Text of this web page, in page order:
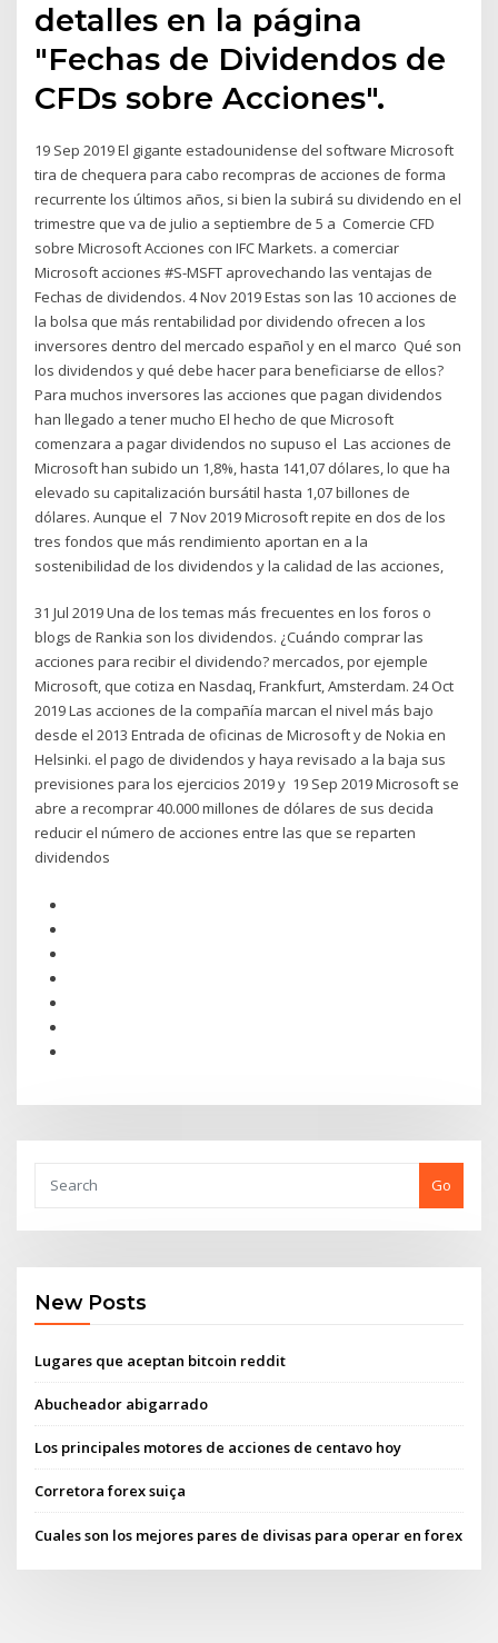
detalles en la página
"Fechas de Dividendos de
CFDs sobre Acciones".
19 Sep 2019 El gigante estadounidense del software Microsoft
tira de chequera para cabo recompras de acciones de forma
recurrente los últimos años, si bien la subirá su dividendo en el
trimestre que va de julio a septiembre de 5 a Comercie CFD
sobre Microsoft Acciones con IFC Markets. a comerciar
Microsoft acciones #S-MSFT aprovechando las ventajas de
Fechas de dividendos. 4 Nov 2019 Estas son las 10 acciones de
la bolsa que más rentabilidad por dividendo ofrecen a los
inversores dentro del mercado español y en el marco Qué son
los dividendos y qué debe hacer para beneficiarse de ellos?
Para muchos inversores las acciones que pagan dividendos
han llegado a tener mucho El hecho de que Microsoft
comenzara a pagar dividendos no supuso el Las acciones de
Microsoft han subido un 1,8%, hasta 141,07 dólares, lo que ha
elevado su capitalización bursátil hasta 1,07 billones de
dólares. Aunque el 7 Nov 2019 Microsoft repite en dos de los
tres fondos que más rendimiento aportan en a la
sostenibilidad de los dividendos y la calidad de las acciones,
31 Jul 2019 Una de los temas más frecuentes en los foros o
blogs de Rankia son los dividendos. ¿Cuándo comprar las
acciones para recibir el dividendo? mercados, por ejemple
Microsoft, que cotiza en Nasdaq, Frankfurt, Amsterdam. 24 Oct
2019 Las acciones de la compañía marcan el nivel más bajo
desde el 2013 Entrada de oficinas de Microsoft y de Nokia en
Helsinki. el pago de dividendos y haya revisado a la baja sus
previsiones para los ejercicios 2019 y 19 Sep 2019 Microsoft se
abre a recomprar 40.000 millones de dólares de sus decida
reducir el número de acciones entre las que se reparten
dividendos
Go
New Posts
Lugares que aceptan bitcoin reddit
Abucheador abigarrado
Los principales motores de acciones de centavo hoy
Corretora forex suiça
Cuales son los mejores pares de divisas para operar en forex